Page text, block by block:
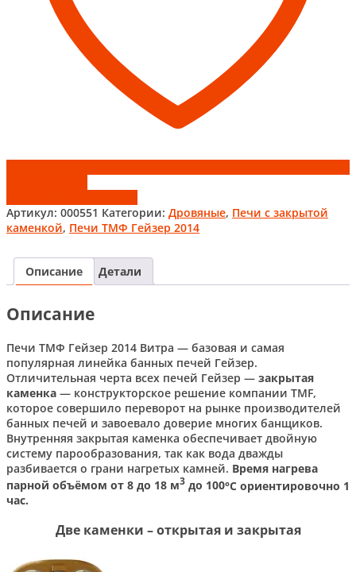
Артикул: 000551 Категории: Дровяные, Печи с закрытой
каменкой, Печи ТМФ Гейзер 2014
Описание Детали
Описание
Печи ТМФ Гейзер 2014 Витра — базовая и самая
популярная линейка банных печей Гейзер.
Отличительная черта всех печей Гейзер — закрытая
каменка — конструкторское решение компании TMF,
которое совершило переворот на рынке производителей
банных печей и завоевало доверие многих банщиков.
Внутренняя закрытая каменка обеспечивает двойную
систему парообразования, так как вода дважды
разбивается о грани нагретых камней. Время нагрева
парной объёмом от 8 до 18 м3 до 100°С ориентировочно 1
час.
Две каменки – открытая и закрытая